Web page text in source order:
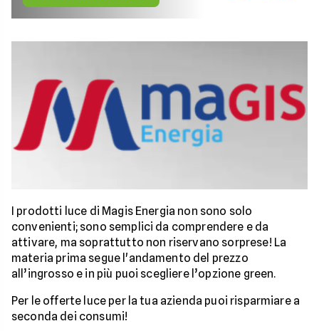
I prodotti luce di Magis Energia non sono solo
convenienti; sono semplici da comprendere e da
attivare, ma soprattutto non riservano sorprese! La
materia prima segue l'andamento del prezzo
all’ingrosso e in più puoi scegliere l’opzione green.
Per le offerte luce per la tua azienda puoi risparmiare a
seconda dei consumi!